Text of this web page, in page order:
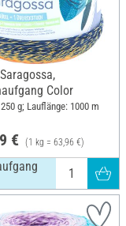
Color
g; Lauflänge: 1000 m
€ (1 kg = 63,96 €)